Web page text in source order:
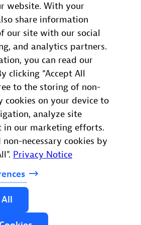
en pionera en tan
gracias a nuestro
y Dynatrace
en ello al
experiencias
con los clientes.
Jodie Kovacs
Architect, EDF
website. With your
share information
our site with our social
and analytics partners.
you can read our
clicking “Accept All
to the storing of non-
cookies on your device to
analyze site
in our marketing efforts.
necessary cookies by
Privacy Notice
All